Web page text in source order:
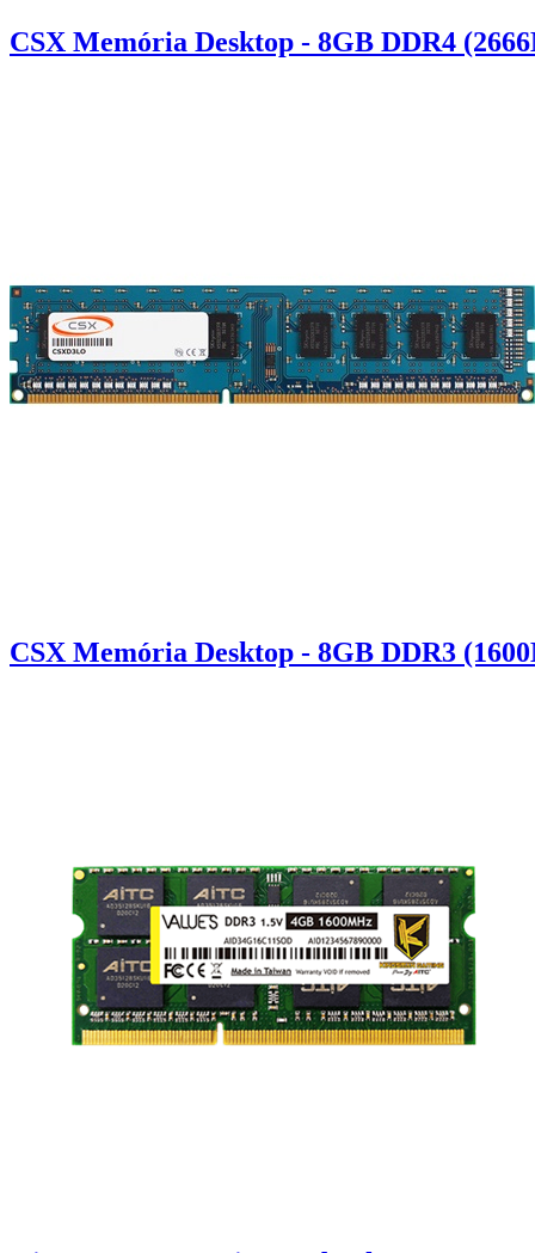
CSX Memória Desktop - 8GB DDR4
CSX Memória Desktop - 8GB DDR3